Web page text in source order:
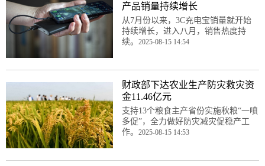
产品销量持续增长
从7月份以来，3C充电宝销量就开始
持续增长，进入八月，销售热度持
续。 2025-08-15 14:54
财政部下达农业生产防灾救灾资
金11.46亿元
支持13个粮食主产省份实施秋粮“一喷
多促”，全力做好防灾减灾促稳产工
作。 2025-08-15 14:53